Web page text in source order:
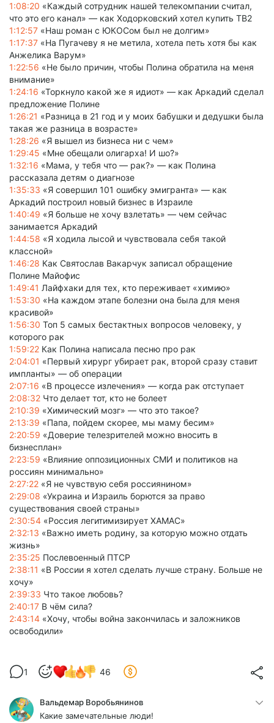
1:08:20 «Каждый сотрудник нашей телекомпании считал,
что это его канал» — как Ходорковский хотел купить ТВ2
1:12:57 «Наш роман с ЮКОСом был не долгим»
1:17:37 «На Пугачеву я не метила, хотела петь хотя бы как
Анжелика Варум»
1:22:56 «Не было причин, чтобы Полина обратила на меня
внимание»
1:24:16 «Торкнуло какой же я идиот» — как Аркадий сделал
предложение Полине
1:26:21 «Разница в 21 год и у моих бабушки и дедушки была
такая же разница в возрасте»
1:28:26 «Я вышел из бизнеса ни с чем»
1:29:45 «Мне обещали олигарха! И шо?»
1:32:16 «Мама, у тебя что — рак?» — как Полина
рассказала детям о диагнозе
1:35:33 «Я совершил 101 ошибку эмигранта» — как
Аркадий построил новый бизнес в Израиле
1:40:49 «Я больше не хочу взлетать» — чем сейчас
занимается Аркадий
1:44:58 «Я ходила лысой и чувствовала себя такой
классной»
1:46:28 Как Святослав Вакарчук записал обращение
Полине Майофис
1:49:41 Лайфхаки для тех, кто переживает «химию»
1:53:30 «На каждом этапе болезни она была для меня
красивой»
1:56:30 Топ 5 самых бестактных вопросов человеку, у
которого рак
1:59:22 Как Полина написала песню про рак
2:04:01 «Первый хирург убирает рак, второй сразу ставит
импланты» — об операции
2:07:16 «В процессе излечения» — когда рак отступает
2:08:32 Что делает тот, кто не болеет
2:10:39 «Химический мозг» — что это такое?
2:13:39 «Папа, пойдем скорее, мы маму бесим»
2:20:59 «Доверие телезрителей можно вносить в
бизнесплан»
2:23:59 «Влияние оппозиционных СМИ и политиков на
россиян минимально»
2:27:22 «Я не чувствую себя россиянином»
2:29:08 «Украина и Израиль борются за право
существования своей страны»
2:30:54 «Россия легитимизирует ХАМАС»
2:32:13 «Важно иметь родину, за которую можно отдать
жизнь»
2:35:25 Послевоенный ПТСР
2:38:11 «В России я хотел сделать лучше страну. Больше не
хочу»
2:39:33 Что такое любовь?
2:40:17 В чём сила?
2:43:14 «Хочу, чтобы война закончилась и заложников
освободили»
1 46
Вальдемар Воробьянинов
Какие замечательные люди!